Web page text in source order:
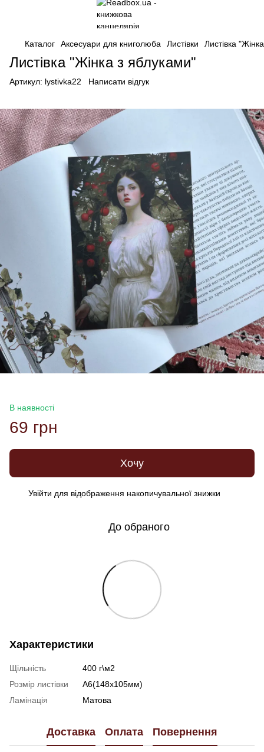
Каталог Аксесуари для книголюба Листівки Листівка
Листівка "Жінка з яблуками"
Артикул: lystivka22 Написати відгук
В наявності
69 грн
Хочу
Увійти для відображення накопичувальної знижки
До обраного
Характеристики
Щільність
400 г\м2
Розмір листівки
А6(148х105мм)
Ламінація
Матова
Доставка Оплата Повернення